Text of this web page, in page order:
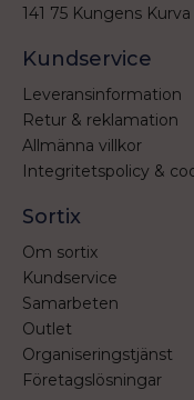
141 75 Kungens Kurva
Kundservice
Leveransinformation
Retur & reklamation
Allmänna villkor
Integritetspolicy &
Sortix
Om sortix
Kundservice
Samarbeten
Outlet
Organiseringstjänst
Företagslösningar